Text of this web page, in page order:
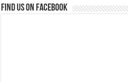
Find us on Facebook